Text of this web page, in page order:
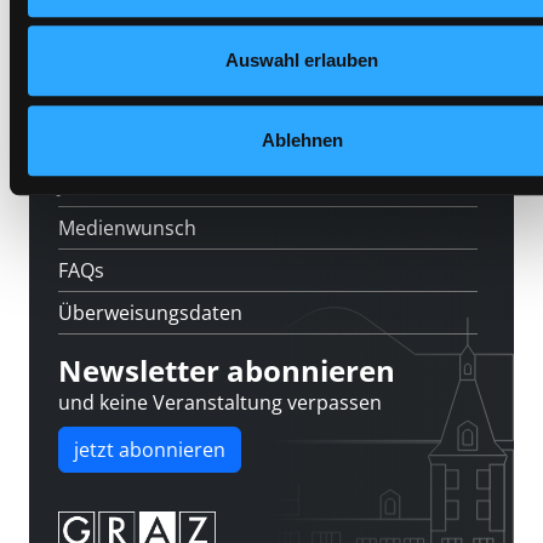
Auswahl erlauben
Ablehnen
Kontakt
Jobs
Medienwunsch
FAQs
Überweisungsdaten
Newsletter abonnieren
und keine Veranstaltung verpassen
jetzt abonnieren